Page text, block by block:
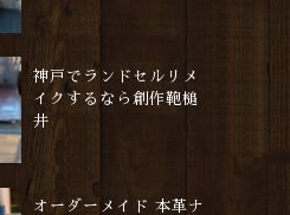
神戸でランドセルリメ
イクするなら創作鞄槌
井
オーダーメイド 本革ナ